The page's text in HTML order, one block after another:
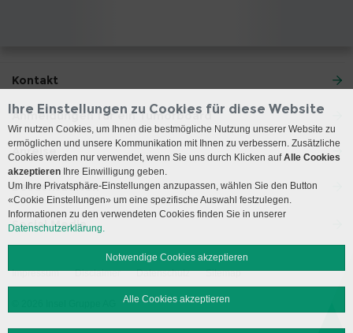
Kontakt
Anmeldungen für ein Tumorboard
Anreise
Besuchszeiten
Social Media
Impressum Disclaimer Datenschutz Sitemap
Ihre Einstellungen zu Cookies für diese Website
Wir nutzen Cookies, um Ihnen die bestmögliche Nutzung unserer Website zu
ermöglichen und unsere Kommunikation mit Ihnen zu verbessern. Zusätzliche
Cookies werden nur verwendet, wenn Sie uns durch Klicken aufAlle Cookies
akzeptieren Ihre Einwilligung geben.
Um Ihre Privatsphäre-Einstellungen anzupassen, wählen Sie den Button
«Cookie Einstellungen» um eine spezifische Auswahl festzulegen.
Informationen zu den verwendeten Cookies finden Sie in unserer
Datenschutzerklärung.
Notwendige Cookies akzeptieren
Alle Cookies akzeptieren